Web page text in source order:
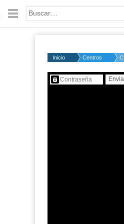
Palabra o frase:
Inicio Centros
Contenido protegido…